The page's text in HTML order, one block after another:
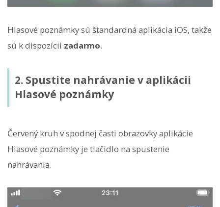
Hlasové poznámky sú štandardná aplikácia iOS, takže
sú k dispozícii zadarmo.
2. Spustite nahrávanie v aplikácii
Hlasové poznámky
Červený kruh v spodnej časti obrazovky aplikácie
Hlasové poznámky je tlačidlo na spustenie
nahrávania.